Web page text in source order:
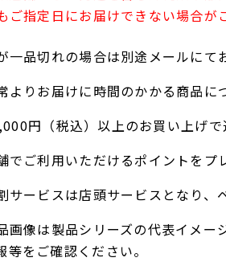
ご指定日にお届けできない場合が
一品切れの場合は別途メールにて
よりお届けに時間のかかる商品に
円（税込）以上のお買い上げで
でご利用いただけるポイントをプ
サービスは店頭サービスとなり、
画像は製品シリーズの代表イメー
等をご確認ください。